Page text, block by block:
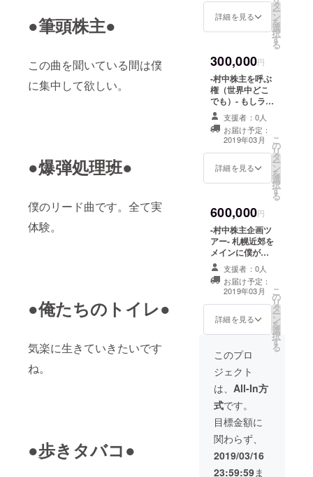
●筆頭株主●
この曲を聞いている間は僕
に集中して欲しい。
●爆弾処理班●
僕のリード曲です。全て実
体験。
●俺たちのトイレ●
気楽に生きていきたいです
ね。
●歩きタバコ●
することでない
限り何でもOKで
は、カラオケや
ご飯・一緒に音
楽(楽器はギター
なら少しできま
す)など。もちろ
んすることなけ
れば無理に使わ
なくても大丈夫
です。
詳細を見る
タ
ー
ン
を
選
択
す
る
300,000円
-村中株主を呼ぶ
権（世界中どこ
でも）- もしライ
ブやイベント、
飲み会などで村
中株主をお呼び
になりたい場合
など。およそ法
や公序良俗に反
限り何でもOKで
談ください）。
最大拘束時間６
時間以内、移動
費を別途ご用意
いただけるので
あれば、世界中
どこへでも足を
運びに行きま
す。
支援者：0人
お届け予定：
2019年03月
詳細を見る
こ
の
リ
タ
ー
ン
を
選
択
す
る
600,000円
-村中株主企画ツ
アー- 札幌近郊を
メインに僕が昼
から夕方までの6
時間、あなたを
楽しませられる
ようなツアーを
させていただき
ます。事前にや
いた上でご提案
させていただき
ます。 ※時間内
の交通費・飲食
費（１万円以
内）はリターン
代に含まれます
が、時間外の宿
泊費などは​リ
ターン代に​含ま
支援者：0人
お届け予定：
2019年03月
詳細を見る
こ
の
リ
タ
ー
ン
を
選
択
す
る
このプロ
ジェクト
は、 All-In方
式です。
目標金額に
関わらず、
2019/03/16
23:59:59ま